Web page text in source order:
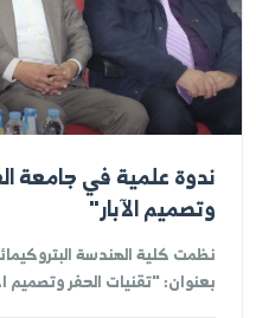
2025/12/01
فعاليات